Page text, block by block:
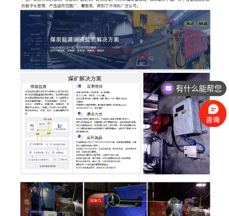
有什么能帮您
需要了解哪块呢亲？